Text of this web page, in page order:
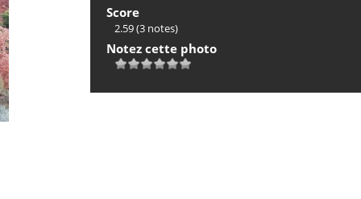
Score
2.59(3 notes)
Notez cette photo